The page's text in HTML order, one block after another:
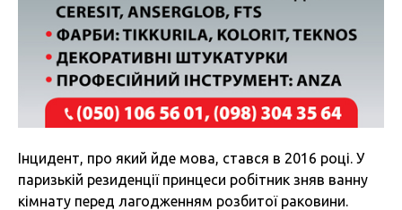
Інцидент, про який йде мова, стався в 2016 році. У
паризькій резиденції принцеси робітник зняв ванну
кімнату перед лагодженням розбитої раковини.